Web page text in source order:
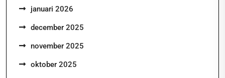
januari 2026
december 2025
november 2025
oktober 2025